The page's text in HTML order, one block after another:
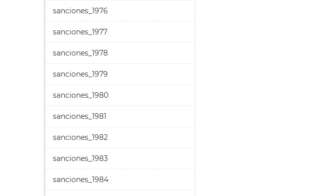
sanciones_1976
sanciones_1977
sanciones_1978
sanciones_1979
sanciones_1980
sanciones_1981
sanciones_1982
sanciones_1983
sanciones_1984